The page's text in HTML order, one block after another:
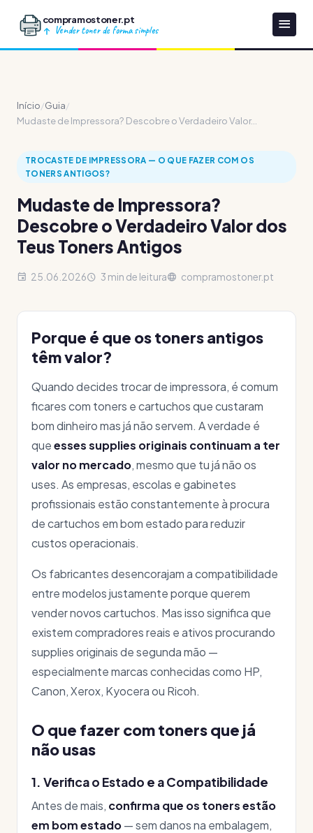
compramostoner.pt
Vender toner de forma simples
Início/Guia/
Mudaste de Impressora? Descobre o Verdadeiro Valor...
TROCASTE DE IMPRESSORA — O QUE FAZER COM OS
TONERS ANTIGOS?
Mudaste de Impressora?
Descobre o Verdadeiro Valor dos
Teus Toners Antigos
25.06.2026 3 min de leitura compramostoner.pt
Porque é que os toners antigos
têm valor?
Quando decides trocar de impressora, é comum
ficares com toners e cartuchos que custaram
bom dinheiro mas já não servem. A verdade é
queesses supplies originais continuam a ter
valor no mercado, mesmo que tu já não os
uses. As empresas, escolas e gabinetes
profissionais estão constantemente à procura
de cartuchos em bom estado para reduzir
custos operacionais.
Os fabricantes desencorajam a compatibilidade
entre modelos justamente porque querem
vender novos cartuchos. Mas isso significa que
existem compradores reais e ativos procurando
supplies originais de segunda mão —
especialmente marcas conhecidas como HP,
Canon, Xerox, Kyocera ou Ricoh.
O que fazer com toners que já
não usas
1. Verifica o Estado e a Compatibilidade
Antes de mais, confirma que os toners estão
em bom estado— sem danos na embalagem,